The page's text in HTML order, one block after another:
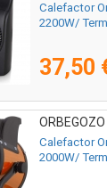
Calefactor
2200W/
37,50
Calefactor
2000W/